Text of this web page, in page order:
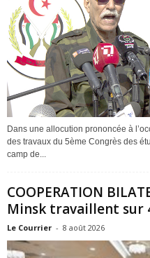
Dans une allocution prononcée à
des travaux du 5ème Congrès des
camp de...
COOPERATION
Minsk travaillent sur
Le Courrier - 8 août 2026